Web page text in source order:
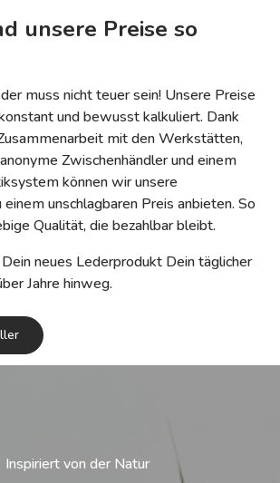
unsere Preise so
muss nicht teuer sein! Unsere Preise
und bewusst kalkuliert. Dank
mit den Werkstätten,
Zwischenhändler und einem
können wir unsere
unschlagbaren Preis anbieten. So
Qualität, die bezahlbar bleibt.
neues Lederprodukt Dein täglicher
Jahre hinweg.
Inspiriert von der Natur